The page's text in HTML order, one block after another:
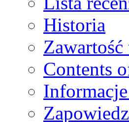
Historia
Contents